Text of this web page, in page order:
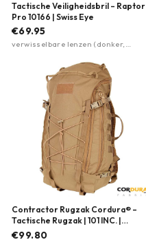
Tactische Veiligheidsbril – Raptor
Pro 10166 | Swiss Eye
€69.95
verwisselbare lenzen (donker,
2,5mm lenzen · anti-condens en
krasbestendig
Contractor Rugzak Cordura® –
Tactische Rugzak | 101 INC. |
Meerdere kleuren
€99.80